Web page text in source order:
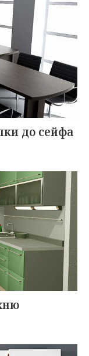
до сейфа